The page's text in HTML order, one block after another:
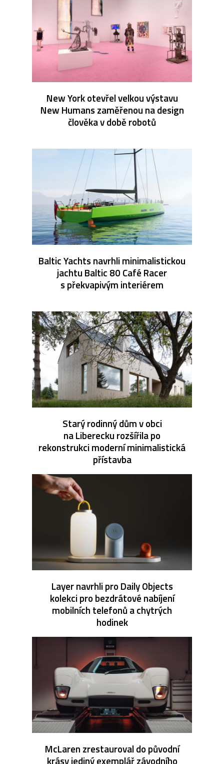
New York otevřel velkou výstavu
New Humans zaměřenou na design
člověka v době robotů
Baltic Yachts navrhli minimalistickou
jachtu Baltic 80 Café Racer
s překvapivým interiérem
Starý rodinný dům v obci
na Liberecku rozšířila po
rekonstrukci moderní minimalistická
přístavba
Layer navrhli pro Daily Objects
kolekci pro bezdrátové nabíjení
mobilních telefonů a chytrých
hodinek
McLaren zrestauroval do původní
krásy jediný exemplář závodního